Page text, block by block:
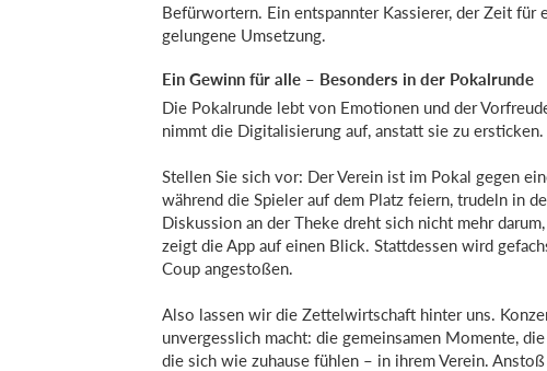
Befürwortern. Ein entspannter Kassierer, der Zeit
gelungene Umsetzung.
Ein Gewinn für alle – Besonders in der Pokalrunde
Die Pokalrunde lebt von Emotionen und der
nimmt die Digitalisierung auf, anstatt sie zu ersticken.
Stellen Sie sich vor: Der Verein ist im Pokal gegen
während die Spieler auf dem Platz feiern, trudeln in
Diskussion an der Theke dreht sich nicht mehr
zeigt die App auf einen Blick. Stattdessen wird
Coup angestoßen.
Also lassen wir die Zettelwirtschaft hinter uns.
unvergesslich macht: die gemeinsamen Momente,
die sich wie zuhause fühlen – in ihrem Verein.